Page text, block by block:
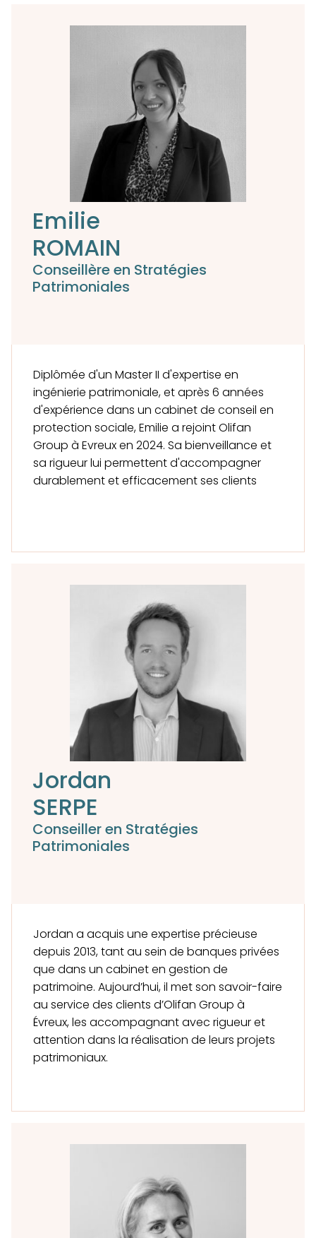
Emilie
ROMAIN
Conseillère en Stratégies
Patrimoniales
Diplômée d'un Master II d'expertise en
ingénierie patrimoniale, et après 6 années
d'expérience dans un cabinet de conseil en
protection sociale, Emilie a rejoint Olifan
Group à Evreux en 2024. Sa bienveillance et
sa rigueur lui permettent d'accompagner
durablement et efficacement ses clients
Jordan
SERPE
Conseiller en Stratégies
Patrimoniales
Jordan a acquis une expertise précieuse
depuis 2013, tant au sein de banques privées
que dans un cabinet en gestion de
patrimoine. Aujourd’hui, il met son savoir-faire
au service des clients d’Olifan Group à
Évreux, les accompagnant avec rigueur et
attention dans la réalisation de leurs projets
patrimoniaux.